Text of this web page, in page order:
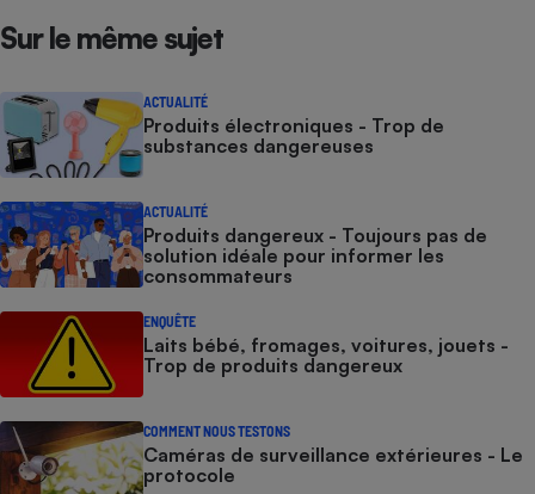
Sur le même sujet
ACTUALITÉ
Produits électroniques - Trop de
substances dangereuses
ACTUALITÉ
Produits dangereux - Toujours pas de
solution idéale pour informer les
consommateurs
ENQUÊTE
Laits bébé, fromages, voitures, jouets -
Trop de produits dangereux
COMMENT NOUS TESTONS
Caméras de surveillance extérieures - Le
protocole